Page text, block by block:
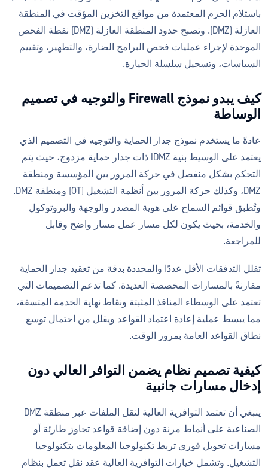
باستلام الحزم المعتمدة من مواقع التخزين المؤقت في المنطقة
العازلة (DMZ). وتصبح حدود المنطقة العازلة (DMZ) نقطة الفحص
الموحدة لإجراء عمليات فحص البرامج الضارة، والتطهير، وتقييم
السياسات، وتسجيل سلسلة الحيازة.
كيف يبدو نموذج Firewall والتوجيه في تصميم
الوساطة
عادةً ما يستخدم نموذج جدار الحماية والتوجيه في التصميم الذي
يعتمد على الوسيط بنية IDMZ ذات جدار حماية مزدوج، حيث يتم
التحكم بشكل منفصل في حركة المرور بين المؤسسة ومنطقة
DMZ، وكذلك حركة المرور بين أنظمة التشغيل (OT) ومنطقة DMZ.
وتُطبق قوائم السماح على هوية المصدر والوجهة والبروتوكول
والخدمة، بحيث يكون لكل مسار عمل مسار واضح وقابل
للمراجعة.
تقلل التدفقات الأقل عددًا والمحددة بدقة من تعقيد جدار الحماية
مقارنةً بالمسارات المخصصة العديدة. كما تدعم التصميمات التي
تعتمد على الوسطاء المنافذ المثبتة ونقاط نهاية الخدمة المتسقة،
مما يبسط عملية إعادة اعتماد القواعد ويقلل من احتمال توسع
نطاق القواعد العامة بمرور الوقت.
كيفية تصميم نظام يضمن التوافر العالي دون
إدخال مسارات جانبية
ينبغي أن تعتمد التوافرية العالية لنقل الملفات عبر منطقة DMZ
الصناعية على أنماط مرنة دون إضافة قواعد تجاوز طارئة أو
مسارات تحويل فوري تربط تكنولوجيا المعلومات بتكنولوجيا
التشغيل. وتشمل خيارات التوافرية العالية عقد نقل تعمل بنظام